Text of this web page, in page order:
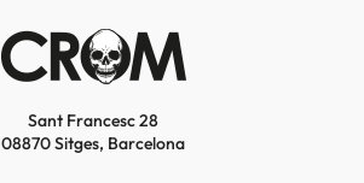
Sant Francesc 28
08870 Sitges, Barcelona